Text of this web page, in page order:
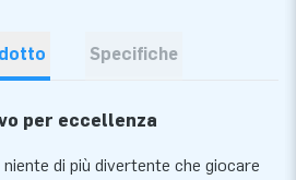
Specifiche
per eccellenza
niente di più divertente che giocare